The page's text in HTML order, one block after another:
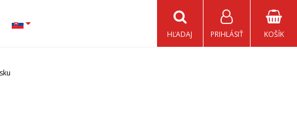
KOŠÍK
PRIHLÁSIŤ
HĽADAJ